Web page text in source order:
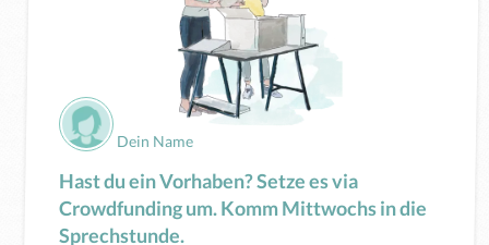
Dein Name
Hast du ein Vorhaben? Setze es via
Crowdfunding um. Komm Mittwochs in die
Sprechstunde.